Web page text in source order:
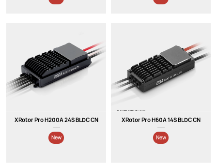
XRotor Pro H200A 24S BLDC CN XRotor Pro H60A 14S BLDC CN